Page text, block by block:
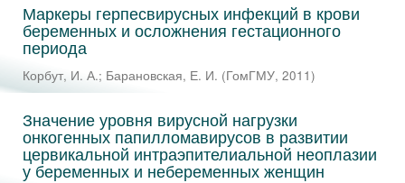
Маркеры герпесвирусных инфекций в крови
беременных и осложнения гестационного
периода
Корбут, И. А.; Барановская, Е. И. (ГомГМУ, 2011)
Значение уровня вирусной нагрузки
онкогенных папилломавирусов в развитии
цервикальной интраэпителиальной неоплазии
у беременных и небеременных женщин